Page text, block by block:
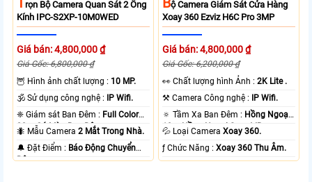
Rọn Bộ Camera Quan Sát 2 Ống
Kính IPC-S2XP-10M0WED
Giá bán: 4,800,000 ₫
Giá Gốc: 6,800,000 ₫
🦉 Hình ảnh chất lượng : 10 MP.
🕉️ Sử dụng công nghệ : IP Wifi.
❈ Giám sát Ban Đêm : Full Color
20m Có Màu Ban Ðêm.
🐜 Mẫu Camera2 Mắt Trong Nhà.
️🔔 Đặt Điểm : Báo Động Chuyển
Động.
Ộ Camera Giám Sát Cửa Hàng
Xoay 360 Ezviz H6C Pro 3MP
Giá bán: 4,800,000 ₫
Giá Gốc: 6,200,000 ₫
️👀 Chất lượng hình Ảnh :2K Lite .
⚒ Camera Công nghệ : IP Wifi.
🔅 Tầm Xa Ban Đêm : Hồng Ngoại
10m Hồng Ngoại Smart IR.
💦 Loại CameraXoay 360.
️ƒ Chức Năng :Xoay 360 Thu Âm.